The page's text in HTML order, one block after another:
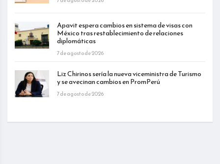
Apavit espera cambios en sistema de visas con
México tras restablecimiento de relaciones
diplomáticas
7 de agosto de 2026
Liz Chirinos sería la nueva viceministra de Turismo
y se avecinan cambios en PromPerú
7 de agosto de 2026